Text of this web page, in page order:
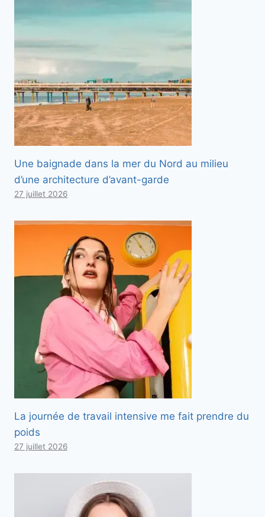
Une baignade dans la mer du Nord au milieu
d’une architecture d’avant-garde
27 juillet 2026
La journée de travail intensive me fait prendre du
poids
27 juillet 2026